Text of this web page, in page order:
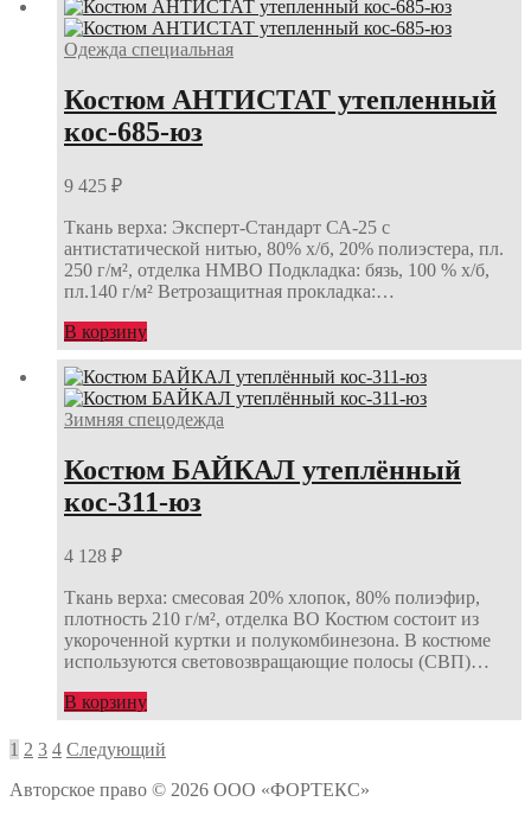
Одежда специальная
Костюм АНТИСТАТ утепленный
кос-685-юз
9 425 ₽
Ткань верха: Эксперт-Стандарт СА-25 с
антистатической нитью, 80% х/б, 20% полиэстера, пл.
250 г/м², отделка НМВО Подкладка: бязь, 100 % х/б,
пл.140 г/м² Ветрозащитная прокладка:…
В корзину
Зимняя спецодежда
Костюм БАЙКАЛ утеплённый
кос-311-юз
4 128 ₽
Ткань верха: смесовая 20% хлопок, 80% полиэфир,
плотность 210 г/м², отделка ВО Костюм состоит из
укороченной куртки и полукомбинезона. В костюме
используются световозвращающие полосы (СВП)…
В корзину
Навигация
по
1 2 3 4 Следующий
Авторское право © 2026 ООО «ФОРТЕКС»